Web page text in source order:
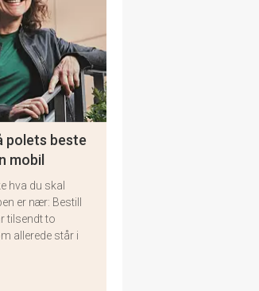
polets beste
mobil
hva du skal
er nær: Bestill
tilsendt to
allerede står i